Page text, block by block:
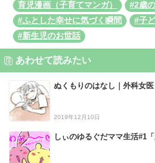
育児漫画（子育てマンガ）
#2歳
#ふとした幸せに気づく瞬間
#子
#新生児のお世話
あわせて読みたい
ぬくもりのはなし｜外科女
2019年12月10日
しぃのゆるぐだママ生活#1「